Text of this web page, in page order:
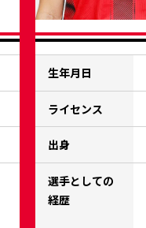
生年月日
ライセンス
出身
選手としての
経歴